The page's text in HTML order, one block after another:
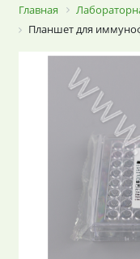
Главная
Планшет для